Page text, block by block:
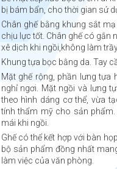
bị bám bẩn, cho thời gian sử
Chân ghế bằng khung sắt
chịu lực tốt. Chân ghế có gắn
xê dịch khi ngồi,không làm
Khung tựa bọc bằng da. Tay
Mặt ghế rộng, phần lưng tựa
nghỉ ngơi. Mặt ngồi và lưng
theo hình dáng cơ thể, vừa
tính thẩm mỹ cho sản
mái khi ngồi.
Ghế có thể kết hợp với bàn
bộ sản phẩm đồng nhất
làm việc của văn phòng.